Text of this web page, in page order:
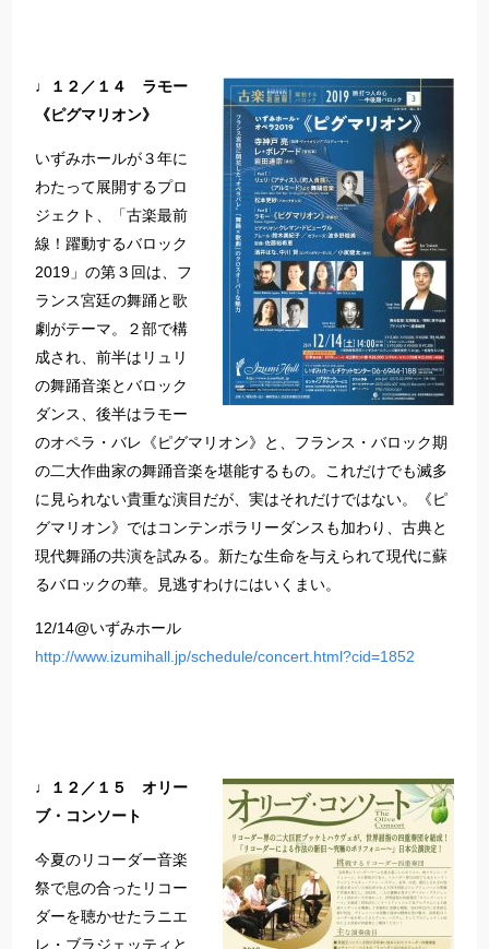
♩１２／１４ ラモー
《ピグマリオン》
いずみホールが３年に
わたって展開するプロ
ジェクト、「古楽最前
線！躍動するバロック
2019」の第３回は、フ
ランス宮廷の舞踊と歌
劇がテーマ。２部で構
成され、前半はリュリ
の舞踊音楽とバロック
ダンス、後半はラモー
のオペラ・バレ《ピグマリオン》と、フランス・バロック期
の二大作曲家の舞踊音楽を堪能するもの。これだけでも滅多
に見られない貴重な演目だが、実はそれだけではない。《ピ
グマリオン》ではコンテンポラリーダンスも加わり、古典と
現代舞踊の共演を試みる。新たな生命を与えられて現代に蘇
るバロックの華。見逃すわけにはいくまい。
12/14@いずみホール
http://www.izumihall.jp/schedule/concert.html?cid=1852
♩１２／１５ オリー
ブ・コンソート
今夏のリコーダー音楽
祭で息の合ったリコー
ダーを聴かせたラニエ
レ・ブラジェッティと